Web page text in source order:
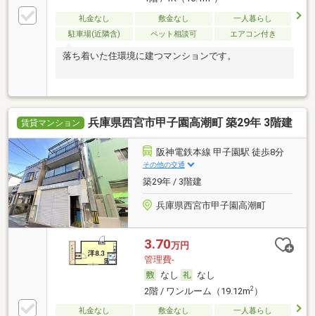
礼金なし 敷金なし
一人暮らし
駐車場(近隣含)
ペット相談可 エアコン付き
落ち着いた住環境に建つマンションです。
賃貸マンション 兵庫県西宮市甲子園高潮町 築29年 3階建
阪神電鉄本線 甲子園駅 徒歩8分
その他の交通
築29年 / 3階建
兵庫県西宮市甲子園高潮町
3.70万円
管理費-
なし
なし
2階 / ワンルーム（19.12m2）
礼金なし 敷金なし
一人暮らし